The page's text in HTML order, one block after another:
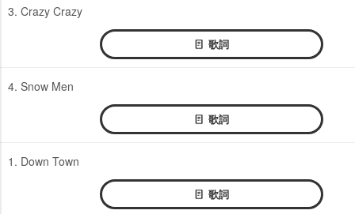
3. Crazy Crazy
歌詞
4. Snow Men
歌詞
1. Down Town
歌詞